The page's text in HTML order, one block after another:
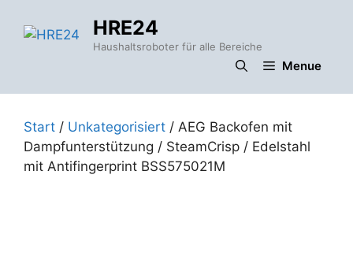
Inhalt
HRE24
Haushaltsroboter für alle Bereiche
Menue
Start / Unkategorisiert / AEG Backofen mit
Dampfunterstützung / SteamCrisp / Edelstahl
mit Antifingerprint BSS575021M